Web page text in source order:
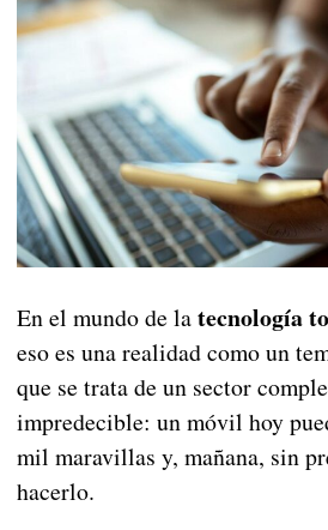
En el mundo de latecnología
eso es una realidad como un
que se trata de un sector
impredecible: un móvil hoy
mil maravillas y, mañana, sin
hacerlo.